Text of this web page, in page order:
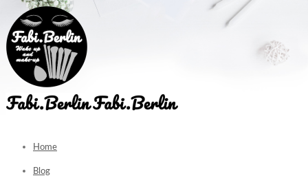
Home
Blog